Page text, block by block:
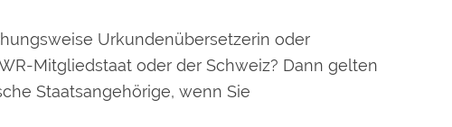
Urkundenübersetzerin oder
Mitgliedstaat oder der Schweiz? Dann gelten
Staatsangehörige, wenn Sie